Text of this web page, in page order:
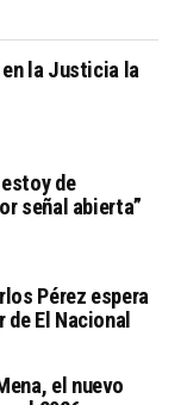
la Justicia la
de
señal abierta”
Pérez espera
El Nacional
el nuevo